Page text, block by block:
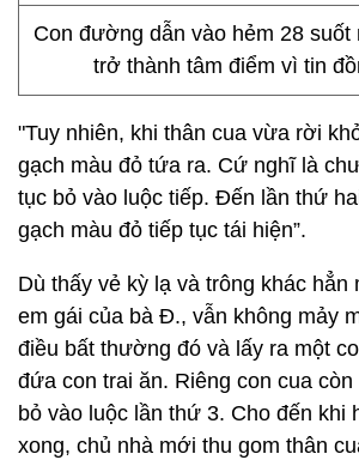
Con đường dẫn vào hẻm 28 suốt
trở thành tâm điểm vì tin
"Tuy nhiên, khi thân cua vừa rời
gạch màu đỏ tứa ra. Cứ nghĩ là
tục bỏ vào luộc tiếp. Đến lần thứ
gạch màu đỏ tiếp tục tái hiện”.
Dù thấy vẻ kỳ lạ và trông khác hẳn
em gái của bà Đ., vẫn không mảy
điều bất thường đó và lấy ra một
đứa con trai ăn. Riêng con cua
bỏ vào luộc lần thứ 3. Cho đến khi
xong, chủ nhà mới thu gom thân